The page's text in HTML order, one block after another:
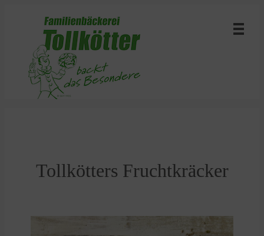
Tollkötters Fruchtkräcker